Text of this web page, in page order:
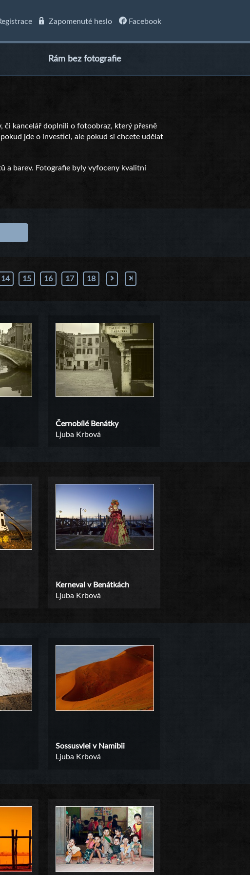
Zapomenuté heslo Facebook
Rám bez fotografie
či kancelář doplnili o fotoobraz, který přesně
jde o investici, ale pokud si chcete udělat
a barev. Fotografie byly vyfoceny kvalitní
14 15 16 17 18
Černobílé Benátky
Ljuba Krbová
Kerneval v Benátkách
Ljuba Krbová
Sossusvlei v Namibii
Ljuba Krbová